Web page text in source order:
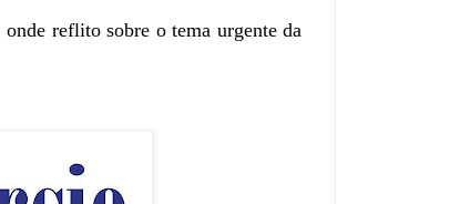
reflito sobre o tema urgente da